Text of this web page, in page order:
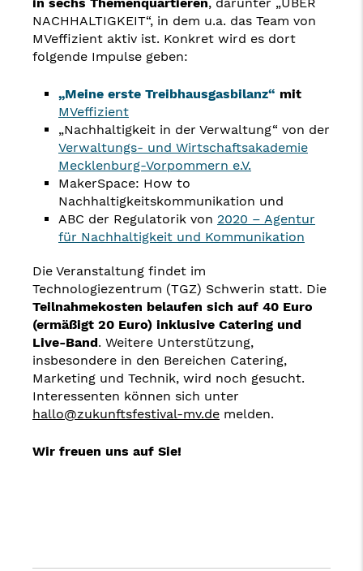
NACHHALTIGKEIT“, in dem u.a. das Team von
MVeffizient aktiv ist. Konkret wird es dort
folgende Impulse geben:
„Meine erste Treibhausgasbilanz“ mit
MVeffizient
„Nachhaltigkeit in der Verwaltung“ von der
Verwaltungs- und Wirtschaftsakademie
Mecklenburg-Vorpommern e.V.
MakerSpace: How to
Nachhaltigkeitskommunikation und
ABC der Regulatorik von 2020 – Agentur
für Nachhaltigkeit und Kommunikation
Die Veranstaltung findet im
Technologiezentrum (TGZ) Schwerin statt. Die
Teilnahmekosten belaufen sich auf 40 Euro
(ermäßigt 20 Euro) inklusive Catering und
Live-Band. Weitere Unterstützung,
insbesondere in den Bereichen Catering,
Marketing und Technik, wird noch gesucht.
Interessenten können sich unter
hallo@zukunftsfestival-mv.de melden.
Wir freuen uns auf Sie!